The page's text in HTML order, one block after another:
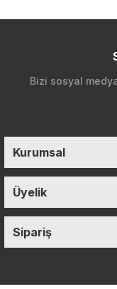
Bizi sosyal
Kurumsal
Üyelik
Sipariş